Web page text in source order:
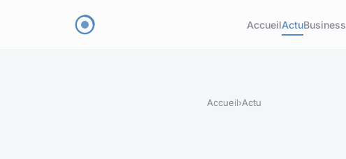
AccueilActuBusiness
Accueil›Actu